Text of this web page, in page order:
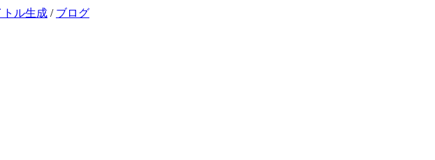
トル生成 / ブログ